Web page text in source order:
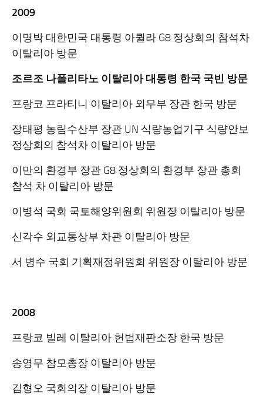
2009
이명박 대한민국 대통령 아퀼라 G8 정상회의 참석차
이탈리아 방문
조르조 나폴리타노 이탈리아 대통령 한국 국빈 방문
프랑코 프라티니 이탈리아 외무부 장관 한국 방문
장태평 농림수산부 장관 UN 식량농업기구 식량안보
정상회의 참석차 이탈리아 방문
이만의 환경부 장관 G8 정상회의 환경부 장관 총회
참석 차 이탈리아 방문
이병석 국회 국토해양위원회 위원장 이탈리아 방문
신각수 외교통상부 차관 이탈리아 방문
서 병수 국회 기획재정위원회 위원장 이탈리아 방문
2008
프랑코 빌레 이탈리아 헌법재판소장 한국 방문
송영무 참모총장 이탈리아 방문
김형오 국회의장 이탈리아 방문